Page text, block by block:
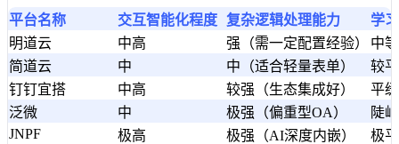
平台名称 交互智能化程度 复杂逻辑处理能力
学
明道云
中高 强（需一定配置经验）
中等
简道云
中 中（适合轻量表单）
较
钉钉宜搭
中高 较强（生态集成好）
平缓
泛微
中 极强（偏重型OA）
陡峭
JNPF
极高 极强（AI深度内嵌） 极